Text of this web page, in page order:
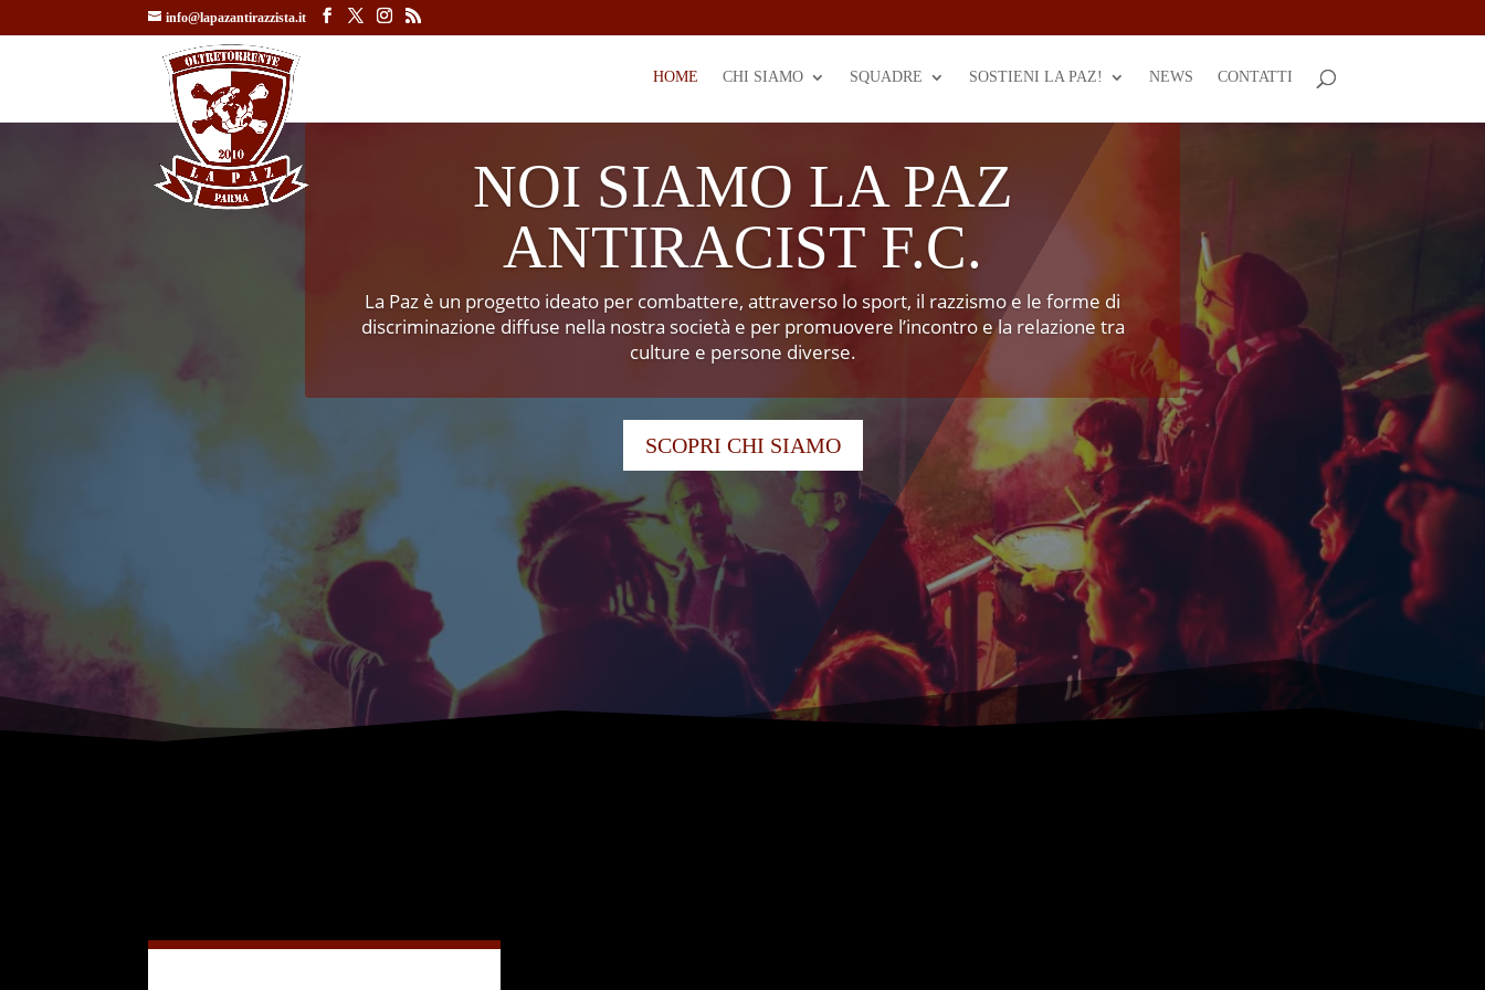
info@lapazantirazzista.it
HOME CHI SIAMO SQUADRE SOSTIENI LA PAZ! NEWS CONTATTI
NOI SIAMO LA PAZ
ANTIRACIST F.C.
La Paz è un progetto ideato per combattere, attraverso lo sport, il razzismo e le forme di
discriminazione diffuse nella nostra società e per promuovere l’incontro e la relazione tra
culture e persone diverse.
SCOPRI CHI SIAMO